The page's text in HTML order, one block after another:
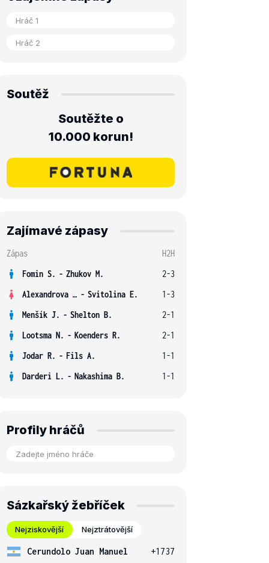
Soutěž
Soutěžte o
10.000 korun!
Zajímavé zápasy
Zápas
H2H
Fomin S. - Zhukov M.
2-3
Alexandrova E. - Svitolina E.
1-3
Menšík J. - Shelton B.
2-1
Lootsma N. - Koenders R.
2-1
Jodar R. - Fils A.
1-1
Darderi L. - Nakashima B. 1-1
Profily hráčů
Sázkařský žebříček
Nejziskovější Nejztrátovější
Cerundolo Juan Manuel
+1737